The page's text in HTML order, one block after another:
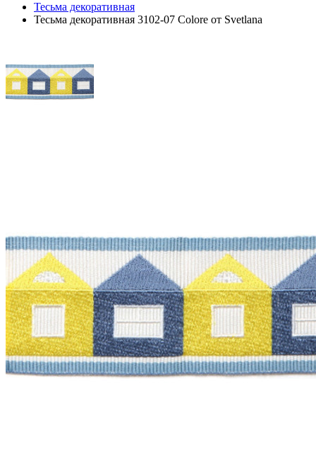
Тесьма декоративная
Тесьма декоративная 3102-07 Colore от Svetlana